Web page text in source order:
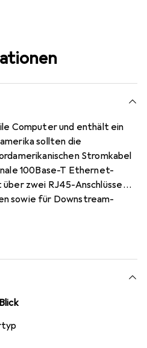
Computer und enthält ein
sollten die
Stromkabel
100Base-T Ethernet-
zwei RJ45-Anschlüsse
sowie für Downstream-
als 4 Stunden (typisch) und